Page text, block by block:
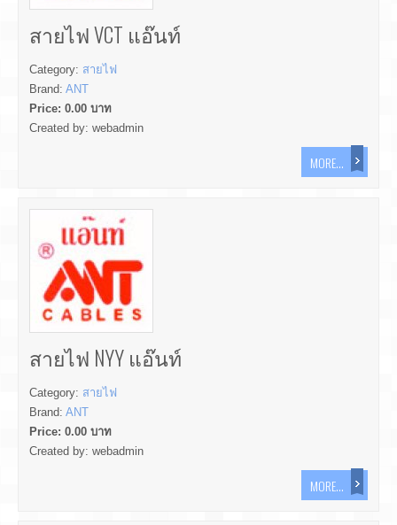
สายไฟ VCT แอ๊นท์
Category: สายไฟ
Brand: ANT
Price: 0.00 บาท
Created by: webadmin
MORE...
สายไฟ NYY แอ๊นท์
Category: สายไฟ
Brand: ANT
Price: 0.00 บาท
Created by: webadmin
MORE...